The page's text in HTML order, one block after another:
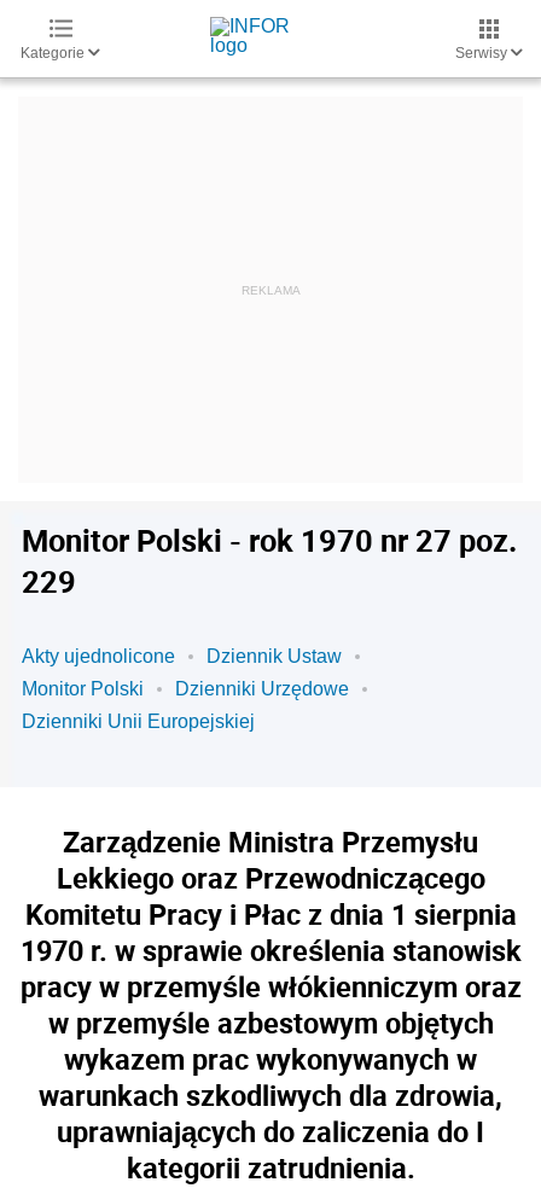
Kategorie Serwisy
Monitor Polski - rok 1970 nr 27 poz.
229
Akty ujednolicone
Dziennik Ustaw
Monitor Polski
Dzienniki Urzędowe
Dzienniki Unii Europejskiej
Zarządzenie Ministra Przemysłu
Lekkiego oraz Przewodniczącego
Komitetu Pracy i Płac z dnia 1 sierpnia
1970 r. w sprawie określenia stanowisk
pracy w przemyśle włókienniczym oraz
w przemyśle azbestowym objętych
wykazem prac wykonywanych w
warunkach szkodliwych dla zdrowia,
uprawniających do zaliczenia do I
kategorii zatrudnienia.